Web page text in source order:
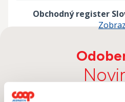
Obchodný register